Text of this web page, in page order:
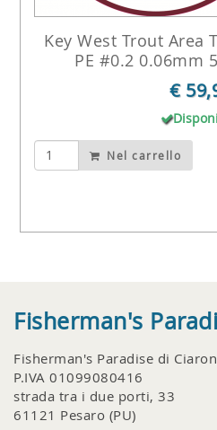
Key West Trout Area
PE #0.2 0.06mm
€
Nel carrello
Fisherman's
Fisherman's Paradise di
P.IVA 01099080416
strada tra i due porti, 33
61121 Pesaro (PU)